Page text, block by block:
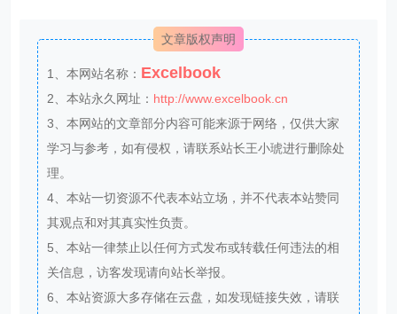
文章版权声明
1、本网站名称： Excelbook
2、本站永久网址： http://www.excelbook.cn
3、本网站的文章部分内容可能来源于网络，仅供大家
学习与参考，如有侵权，请联系站长王小琥进行删除处
理。
4、本站一切资源不代表本站立场，并不代表本站赞同
其观点和对其真实性负责。
5、本站一律禁止以任何方式发布或转载任何违法的相
关信息，访客发现请向站长举报。
6、本站资源大多存储在云盘，如发现链接失效，请联